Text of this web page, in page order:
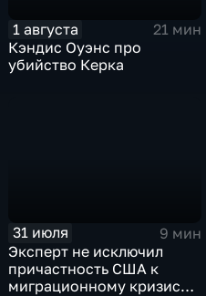
1 августа
21 мин
Кэндис Оуэнс про
убийство Керка
31 июля
9 мин
Эксперт не исключил
причастность США к
миграционному кризису в